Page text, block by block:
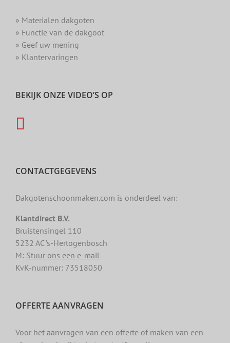
» Materialen dakgoten
» Functie van de dakgoot
» Geef uw mening
» Klantervaringen
BEKIJK ONZE VIDEO’S OP
CONTACTGEGEVENS
Dakgotenschoonmaken.com is onderdeel van:
Klantdirect B.V.
Bruistensingel 110
5232 AC ’s-Hertogenbosch
M: Stuur ons een e-mail
KvK-nummer: 73518050
OFFERTE AANVRAGEN
Voor het aanvragen van een offerte of maken van een